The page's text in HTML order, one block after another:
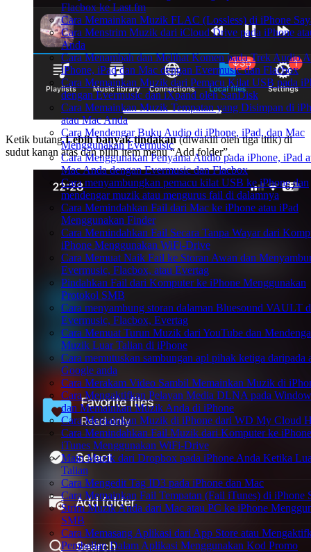
Flacbox ke Last.fm
Cara Memainkan Muzik FLAC (Lossless) di iPhone
Cara Menstrim Muzik dari iCloud Drive pada iPhone
Anda
Cara Menambah dan Melihat Komen pada Trek Audio
iPhone, iPad dan Mac dengan Evermusic dan Flacbox
Cara Memainkan Muzik dari Pemacu Kilat USB pada
dengan Evermusic dan iXpand oleh SanDisk
Cara Memainkan Muzik Tempatan yang Disimpan di
atau Mac Anda
Cara Mendengar Buku Audio di iPhone, iPad, dan Mac
Menggunakan Evermusic
Cara Menggunakan Penyama Audio pada iPhone, iPad
Mac Anda dengan Evermusic dan Flacbox
Cara menyambungkan pemacu kilat USB ke iPhone dan
mendengar muzik atau mengurus fail di dalamnya
Cara Memindahkan Fail dari Mac ke iPhone atau iPad
Menggunakan Finder
Cara Memindahkan Fail Secara Tanpa Wayar dari
iPhone Menggunakan WiFi-Drive
Cara Memuat Naik Fail ke Storan Awan dan
Evermusic, Flacbox, atau Evertag
Pindahkan Fail dari Komputer ke iPhone Menggunakan
Protokol SMB
Cara menyambung storan dalaman Bluesound VAULT
Evermusic, Flacbox, Evertag
Cara Memuat Turun Muzik dari YouTube dan
Muzik Luar Talian di iPhone
Cara memutuskan sambungan apl pihak ketiga daripada
Google anda
Cara Merakam Video Sambil Memainkan Muzik di
Cara Mengaktifkan Pelayan Media DLNA pada
dan Memainkan Muzik Anda di iPhone
Cara Memainkan Muzik di iPhone dari WD My Cloud
Cara Memindahkan Fail Muzik dari Komputer ke
iTunes Menggunakan WiFi-Drive
Main Muzik dari Dropbox pada iPhone Anda Ketika
Talian
Cara Mengedit Tag ID3 pada iPhone dan Mac
Cara Memainkan Fail Tempatan (Fail iTunes) di iPhone
Strim Muzik Anda dari Mac atau PC ke iPhone
SMB
Cara Memasang Aplikasi dari App Store atau
Pembelian Dalam Aplikasi Menggunakan Kod Promo
Ketik butangLebih banyak tindakan(diwakili oleh tiga titik) di
sudut kanan atas dan pilih item menu “Add folder”.